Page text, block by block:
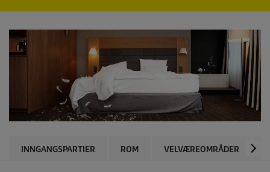
INNGANGSPARTIER ROM VELVÆREOMRÅDER